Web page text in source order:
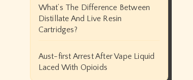
What’s The Difference Between
Distillate And Live Resin
Cartridges?
Aust-first Arrest After Vape Liquid
Laced With Opioids